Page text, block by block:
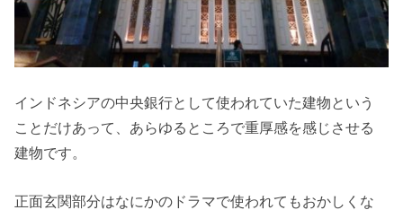
インドネシアの中央銀行として使われていた建物という
ことだけあって、あらゆるところで重厚感を感じさせる
建物です。
正面玄関部分はなにかのドラマで使われてもおかしくな